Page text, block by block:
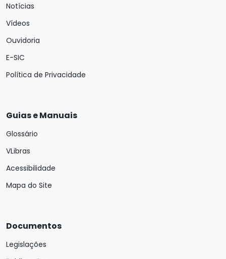
Notícias
Vídeos
Ouvidoria
E-SIC
Política de Privacidade
Guias e Manuais
Glossário
VLibras
Acessibilidade
Mapa do Site
Documentos
Legislações